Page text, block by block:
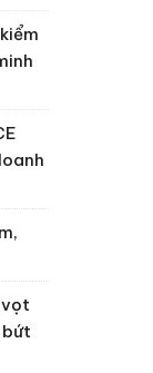
vọt
bứt